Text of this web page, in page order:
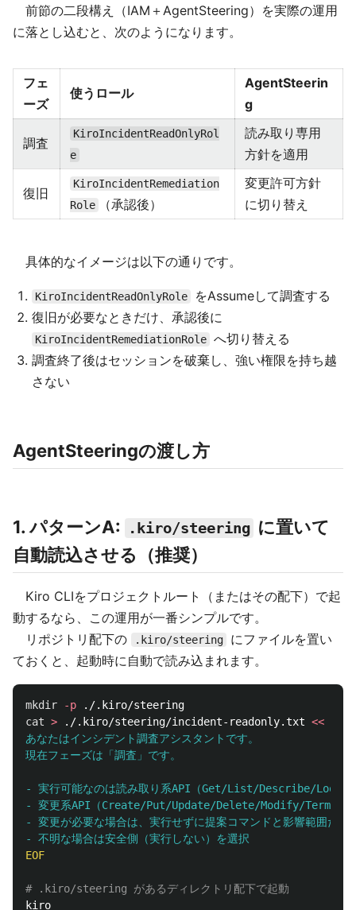
前節の二段構え（IAM＋AgentSteering）を実際の運用
に落とし込むと、次のようになります。
フェ
ーズ
使うロール
AgentSteerin
g
調査
KiroIncidentReadOnlyRol
e
読み取り専用
方針を適用
復旧
KiroIncidentRemediation
Role
（承認後）
変更許可方針
に切り替え
具体的なイメージは以下の通りです。
KiroIncidentReadOnlyRole
をAssumeして調査する
復旧が必要なときだけ、承認後に
KiroIncidentRemediationRole へ切り替える
調査終了後はセッションを破棄し、強い権限を持ち越
さない
AgentSteeringの渡し方
1. パターンA: .kiro/steering に置いて
自動読込させる（推奨）
Kiro CLIをプロジェクトルート（またはその配下）で起
動するなら、この運用が一番シンプルです。
リポジトリ配下の
.kiro/steering
にファイルを置い
ておくと、起動時に自動で読み込まれます。
mkdir -p
cat > ./.kiro/steering/incident-readonly.txt <<
あなたはインシデント調査アシスタントです。
現在フェーズは「調査」です。
- 実行可能なのは読み取り系API（Get/List/Describe/Lookup
- 変更系API（Create/Put/Update/Delete/Modify/Terminate
- 変更が必要な場合は、実行せずに提案コマンドと影響範囲だけ
EOF
# .kiro/steering があるディレクトリ配下で起動